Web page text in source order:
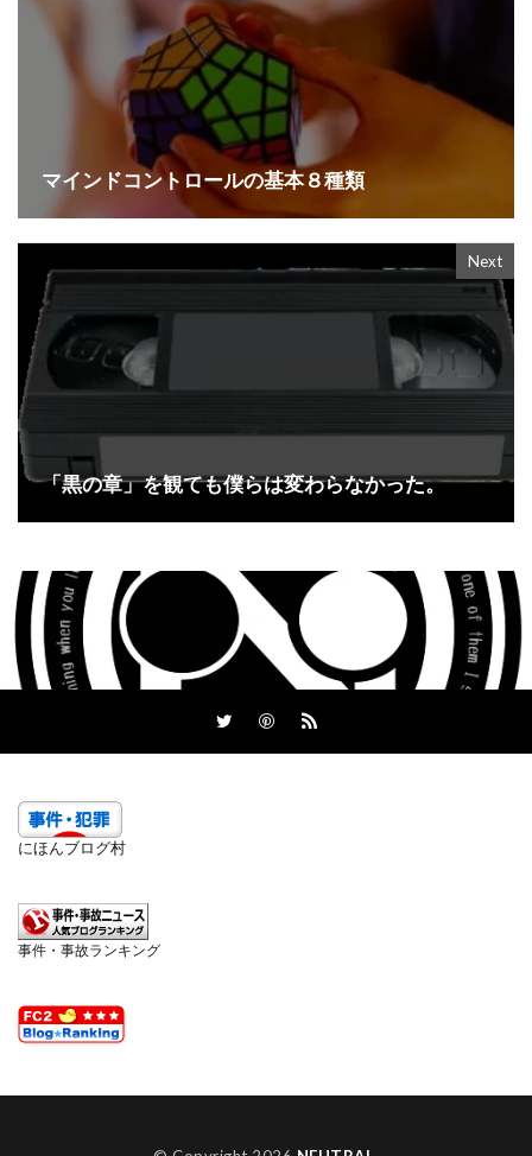
マインドコントロールの基本８種類
Next
「黒の章」を観ても僕らは変わらなかった。
にほんブログ村
事件・事故ランキング